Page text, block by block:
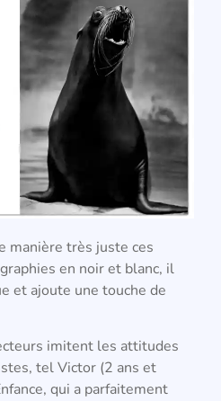
manière très juste ces
en noir et blanc, il
et ajoute une touche de
imitent les attitudes
tel Victor (2 ans et
qui a parfaitement